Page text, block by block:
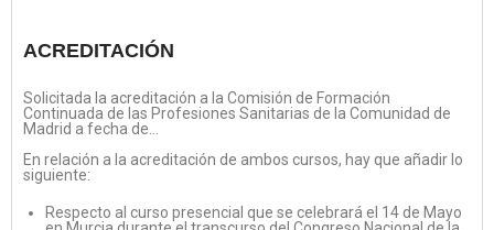
ACREDITACIÓN
Solicitada la acreditación a la Comisión de Formación
Continuada de las Profesiones Sanitarias de la Comunidad de
Madrid a fecha de…
En relación a la acreditación de ambos cursos, hay que añadir lo
siguiente:
Respecto al curso presencial que se celebrará el 14 de Mayo